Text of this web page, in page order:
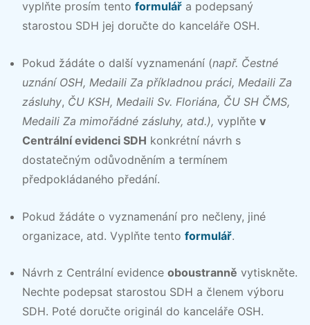
vyplňte prosím tento formulář a podepsaný
starostou SDH jej doručte do kanceláře OSH.
Pokud žádáte o další vyznamenání (např. Čestné
uznání OSH, Medaili Za příkladnou práci, Medaili Za
zásluhy, ČU KSH, Medaili Sv. Floriána, ČU SH ČMS,
Medaili Za mimořádné zásluhy, atd.), vyplňte v
Centrální evidenci SDH konkrétní návrh s
dostatečným odůvodněním a termínem
předpokládaného předání.
Pokud žádáte o vyznamenání pro nečleny, jiné
organizace, atd. Vyplňte tento formulář.
Návrh z Centrální evidence oboustranně vytiskněte.
Nechte podepsat starostou SDH a členem výboru
SDH. Poté doručte originál do kanceláře OSH.